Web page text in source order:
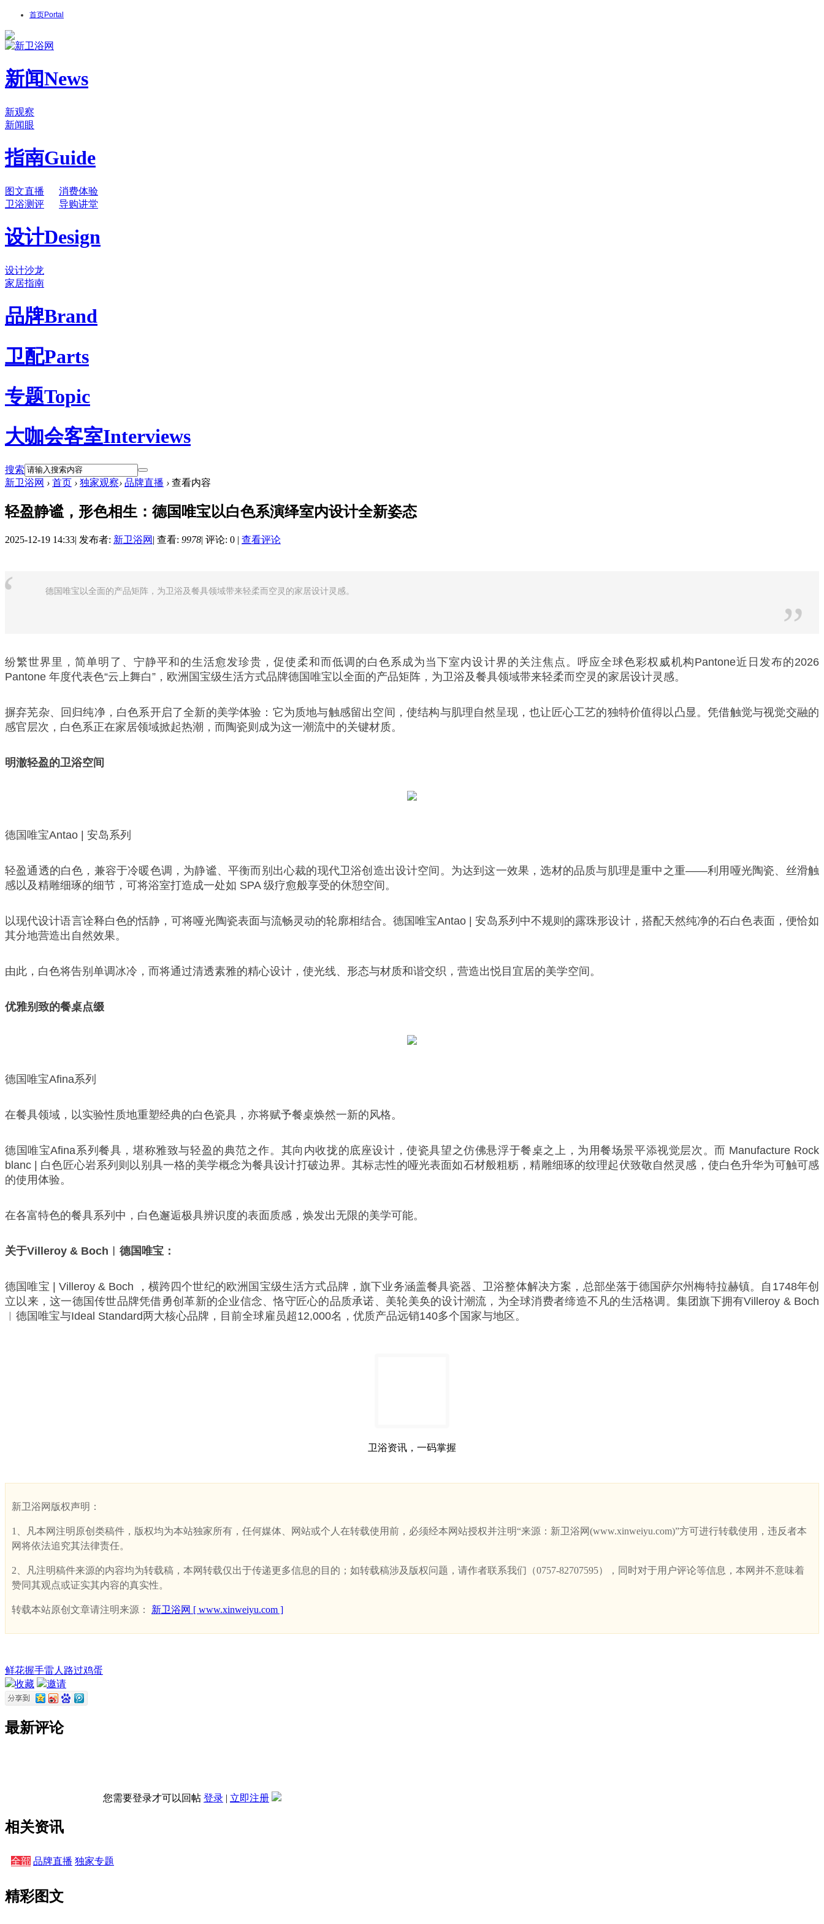
首页Portal
新闻News
新观察
新闻眼
指南Guide
图文直播
消费体验
卫浴测评
导购讲堂
设计Design
设计沙龙
家居指南
品牌Brand
卫配Parts
专题Topic
大咖会客室Interviews
搜索
新卫浴网 › 首页 › 独家观察› 品牌直播 › 查看内容
轻盈静谧，形色相生：德国唯宝以白色系演绎室内设计全新姿态
2025-12-19 14:33| 发布者: 新卫浴网 | 查看: 9978| 评论: 0 | 查看评论
德国唯宝以全面的产品矩阵，为卫浴及餐具领域带来轻柔而空灵的家居设计灵感。
”
纷繁世界里，简单明了、宁静平和的生活愈发珍贵，促使柔和而低调的白色系成为当下室内设计界的关注焦点。呼应全球色彩权威机构Pantone近日发布的2026
Pantone 年度代表色“云上舞白”，欧洲国宝级生活方式品牌德国唯宝以全面的产品矩阵，为卫浴及餐具领域带来轻柔而空灵的家居设计灵感。
摒弃芜杂、回归纯净，白色系开启了全新的美学体验：它为质地与触感留出空间，使结构与肌理自然呈现，也让匠心工艺的独特价值得以凸显。凭借触觉与视觉交融的
感官层次，白色系正在家居领域掀起热潮，而陶瓷则成为这一潮流中的关键材质。
明澈轻盈的卫浴空间
德国唯宝Antao | 安岛系列
轻盈通透的白色，兼容于冷暖色调，为静谧、平衡而别出心裁的现代卫浴创造出设计空间。为达到这一效果，选材的品质与肌理是重中之重——利用哑光陶瓷、丝滑触
感以及精雕细琢的细节，可将浴室打造成一处如 SPA 级疗愈般享受的休憩空间。
以现代设计语言诠释白色的恬静，可将哑光陶瓷表面与流畅灵动的轮廓相结合。德国唯宝Antao | 安岛系列中不规则的露珠形设计，搭配天然纯净的石白色表面，便恰如
其分地营造出自然效果。
由此，白色将告别单调冰冷，而将通过清透素雅的精心设计，使光线、形态与材质和谐交织，营造出悦目宜居的美学空间。
优雅别致的餐桌点缀
德国唯宝Afina系列
在餐具领域，以实验性质地重塑经典的白色瓷具，亦将赋予餐桌焕然一新的风格。
德国唯宝Afina系列餐具，堪称雅致与轻盈的典范之作。其向内收拢的底座设计，使瓷具望之仿佛悬浮于餐桌之上，为用餐场景平添视觉层次。而 Manufacture Rock
blanc | 白色匠心岩系列则以别具一格的美学概念为餐具设计打破边界。其标志性的哑光表面如石材般粗粝，精雕细琢的纹理起伏致敬自然灵感，使白色升华为可触可感
的使用体验。
在各富特色的餐具系列中，白色邂逅极具辨识度的表面质感，焕发出无限的美学可能。
关于Villeroy & Boch︱德国唯宝：
德国唯宝 | Villeroy & Boch ，横跨四个世纪的欧洲国宝级生活方式品牌，旗下业务涵盖餐具瓷器、卫浴整体解决方案，总部坐落于德国萨尔州梅特拉赫镇。自1748年创
立以来，这一德国传世品牌凭借勇创革新的企业信念、恪守匠心的品质承诺、美轮美奂的设计潮流，为全球消费者缔造不凡的生活格调。集团旗下拥有Villeroy & Boch
︱德国唯宝与Ideal Standard两大核心品牌，目前全球雇员超12,000名，优质产品远销140多个国家与地区。
卫浴资讯，一码掌握
新卫浴网版权声明：
1、凡本网注明原创类稿件，版权均为本站独家所有，任何媒体、网站或个人在转载使用前，必须经本网站授权并注明“来源：新卫浴网(www.xinweiyu.com)”方可进行转载使用，违反者本
网将依法追究其法律责任。
2、凡注明稿件来源的内容均为转载稿，本网转载仅出于传递更多信息的目的；如转载稿涉及版权问题，请作者联系我们（0757-82707595），同时对于用户评论等信息，本网并不意味着
赞同其观点或证实其内容的真实性。
转载本站原创文章请注明来源： 新卫浴网 [ www.xinweiyu.com ]
鲜花握手雷人 路过鸡蛋
收藏
邀请
最新评论
您需要登录才可以回帖 登录 | 立即注册
相关资讯
全部 品牌直播 独家专题
精彩图文